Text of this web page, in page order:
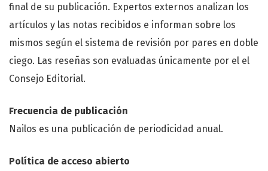
final de su publicación. Expertos externos analizan los
artículos y las notas recibidos e informan sobre los
mismos según el sistema de revisión por pares en doble
ciego. Las reseñas son evaluadas únicamente por el el
Consejo Editorial.
Frecuencia de publicación
Nailos es una publicación de periodicidad anual.
Política de acceso abierto